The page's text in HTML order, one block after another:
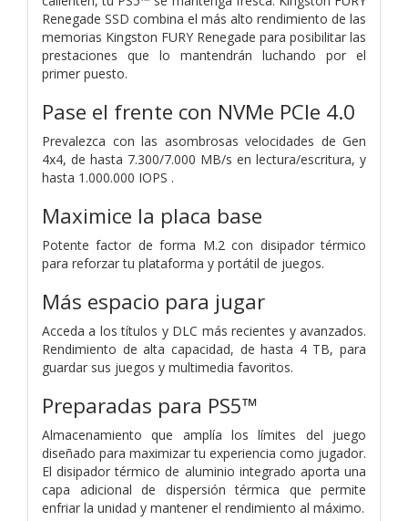
Renegade SSD combina el más alto rendimiento de las
memorias Kingston FURY Renegade para posibilitar las
prestaciones que lo mantendrán luchando por el
primer puesto.
Pase el frente con NVMe PCIe 4.0
Prevalezca con las asombrosas velocidades de Gen
4x4, de hasta 7.300/7.000 MB/s en lectura/escritura, y
hasta 1.000.000 IOPS .
Maximice la placa base
Potente factor de forma M.2 con disipador térmico
para reforzar tu plataforma y portátil de juegos.
Más espacio para jugar
Acceda a los títulos y DLC más recientes y avanzados.
Rendimiento de alta capacidad, de hasta 4 TB, para
guardar sus juegos y multimedia favoritos.
Preparadas para PS5™
Almacenamiento que amplía los límites del juego
diseñado para maximizar tu experiencia como jugador.
El disipador térmico de aluminio integrado aporta una
capa adicional de dispersión térmica que permite
enfriar la unidad y mantener el rendimiento al máximo.